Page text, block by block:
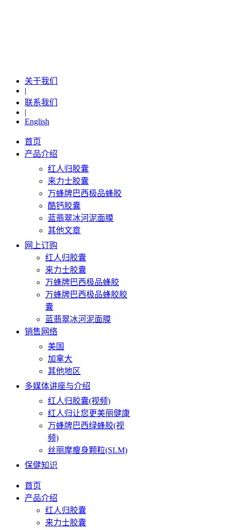
关于我们
|
联系我们
|
English
首页
产品介绍
红人归胶囊
来力士胶囊
万蜂牌巴西极品蜂胶
酷钙胶囊
蓝翡翠冰河泥面膜
其他文章
网上订购
红人归胶囊
来力士胶囊
万蜂牌巴西极品蜂胶
万蜂牌巴西极品蜂胶胶
囊
蓝翡翠冰河泥面膜
销售网络
美国
加拿大
其他地区
多媒体讲座与介绍
红人归胶囊(视频)
红人归让您更美丽健康
万蜂牌巴西绿蜂胶(视
频)
丝丽摩瘦身颗粒(SLM)
保健知识
首页
产品介绍
红人归胶囊
来力士胶囊